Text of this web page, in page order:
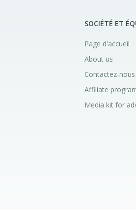
SOCIÉTÉ ET
Page d'accueil
About us
Contactez-nous
Affiliate
Media kit for